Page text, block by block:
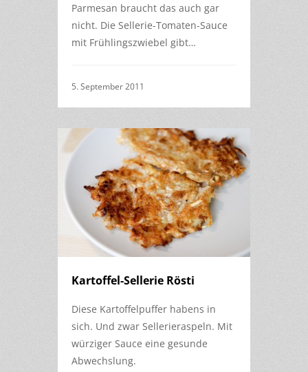
Parmesan braucht das auch gar
nicht. Die Sellerie-Tomaten-Sauce
mit Frühlingszwiebel gibt…
5. September 2011
Kartoffel-Sellerie Rösti
Diese Kartoffelpuffer habens in
sich. Und zwar Sellerieraspeln. Mit
würziger Sauce eine gesunde
Abwechslung.